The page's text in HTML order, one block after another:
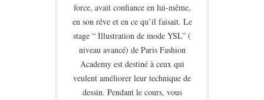
force, avait confiance en lui-même,
en son rêve et en ce qu’il faisait. Le
stage “ Illustration de mode YSL” (
niveau avancé) de Paris Fashion
Academy est destiné à ceux qui
veulent améliorer leur technique de
dessin. Pendant le cours, vous